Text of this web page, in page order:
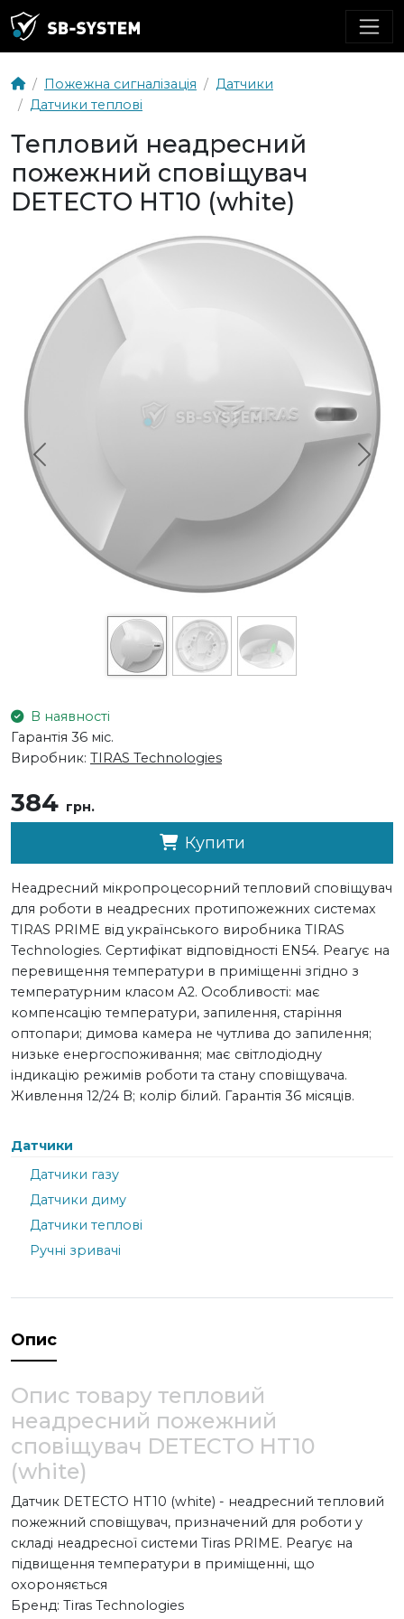
Пожежна сигналізація
Датчики
Датчики теплові
Тепловий неадресний
пожежний сповіщувач
DETECTO HT10 (white)
Previous Next
В наявності
Гарантія 36 міс.
Виробник: TIRAS Technologies
384 грн.
Купити
Неадресний мікропроцесорний тепловий сповіщувач
для роботи в неадресних протипожежних системах
TIRAS PRIME від українського виробника TIRAS
Technologies. Сертифікат відповідності EN54. Реагує на
перевищення температури в приміщенні згідно з
температурним класом А2. Особливості: має
компенсацію температури, запилення, старіння
оптопари; димова камера не чутлива до запилення;
низьке енергоспоживання; має світлодіодну
індикацію режимів роботи та стану сповіщувача.
Живлення 12/24 В; колір білий. Гарантія 36 місяців.
Датчики
Датчики газу
Датчики диму
Датчики теплові
Ручні зривачі
Опис
Опис товару тепловий
неадресний пожежний
сповіщувач DETECTO HT10
(white)
Датчик DETECTO HT10 (white) - неадресний тепловий
пожежний сповіщувач, призначений для роботи у
складі неадресної системи Tiras PRIME. Реагує на
підвищення температури в приміщенні, що
охороняється
Бренд: Tiras Technologies